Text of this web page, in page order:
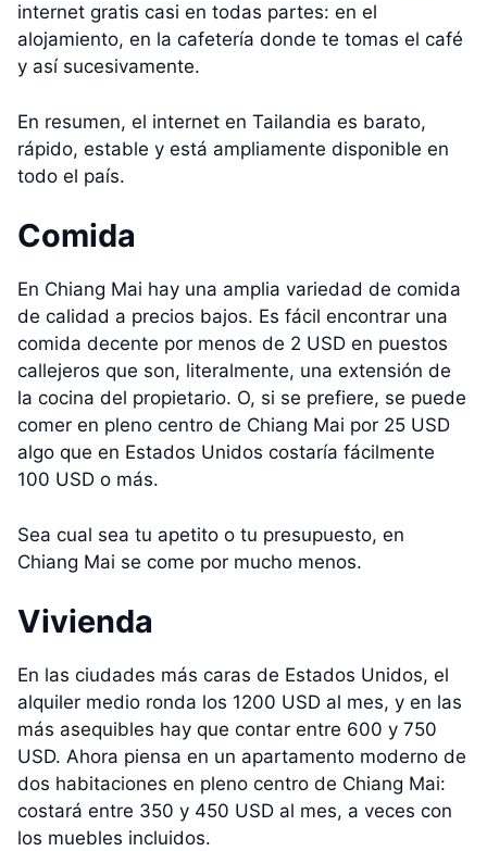
internet gratis casi en todas partes: en el
alojamiento, en la cafetería donde te tomas el café
y así sucesivamente.
En resumen, el internet en Tailandia es barato,
rápido, estable y está ampliamente disponible en
todo el país.
Comida
En Chiang Mai hay una amplia variedad de comida
de calidad a precios bajos. Es fácil encontrar una
comida decente por menos de 2 USD en puestos
callejeros que son, literalmente, una extensión de
la cocina del propietario. O, si se prefiere, se puede
comer en pleno centro de Chiang Mai por 25 USD
algo que en Estados Unidos costaría fácilmente
100 USD o más.
Sea cual sea tu apetito o tu presupuesto, en
Chiang Mai se come por mucho menos.
Vivienda
En las ciudades más caras de Estados Unidos, el
alquiler medio ronda los 1200 USD al mes, y en las
más asequibles hay que contar entre 600 y 750
USD. Ahora piensa en un apartamento moderno de
dos habitaciones en pleno centro de Chiang Mai:
costará entre 350 y 450 USD al mes, a veces con
los muebles incluidos.